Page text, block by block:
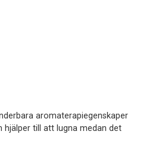
aromaterapiegenskaper
hjälper till att lugna medan det